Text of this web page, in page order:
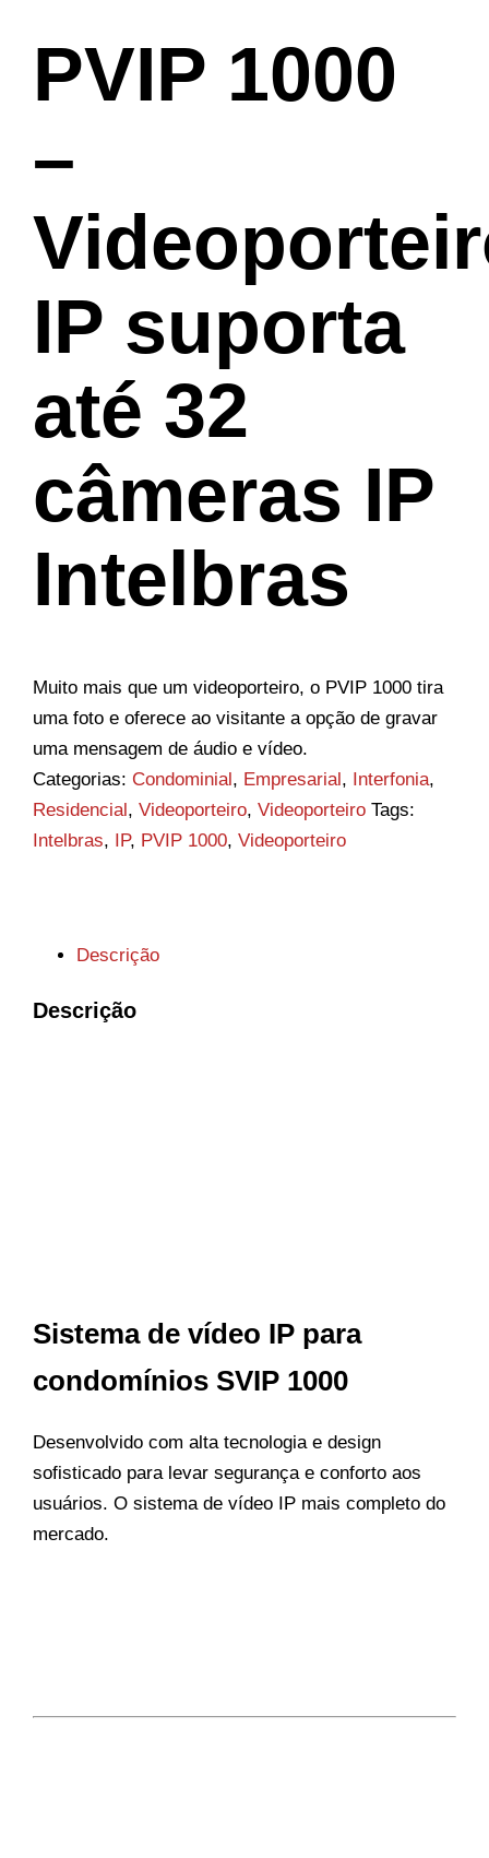
PVIP 1000
–
IP suporta
até 32
câmeras IP
Intelbras
Muito mais que um videoporteiro, o PVIP 1000 tira
uma foto e oferece ao visitante a opção de gravar
uma mensagem de áudio e vídeo.
Categorias: Condominial, Empresarial, Interfonia,
Residencial, Videoporteiro, Videoporteiro Tags:
Intelbras, IP, PVIP 1000, Videoporteiro
Descrição
Descrição
Sistema de vídeo IP para
condomínios SVIP 1000
Desenvolvido com alta tecnologia e design
sofisticado para levar segurança e conforto aos
usuários. O sistema de vídeo IP mais completo do
mercado.